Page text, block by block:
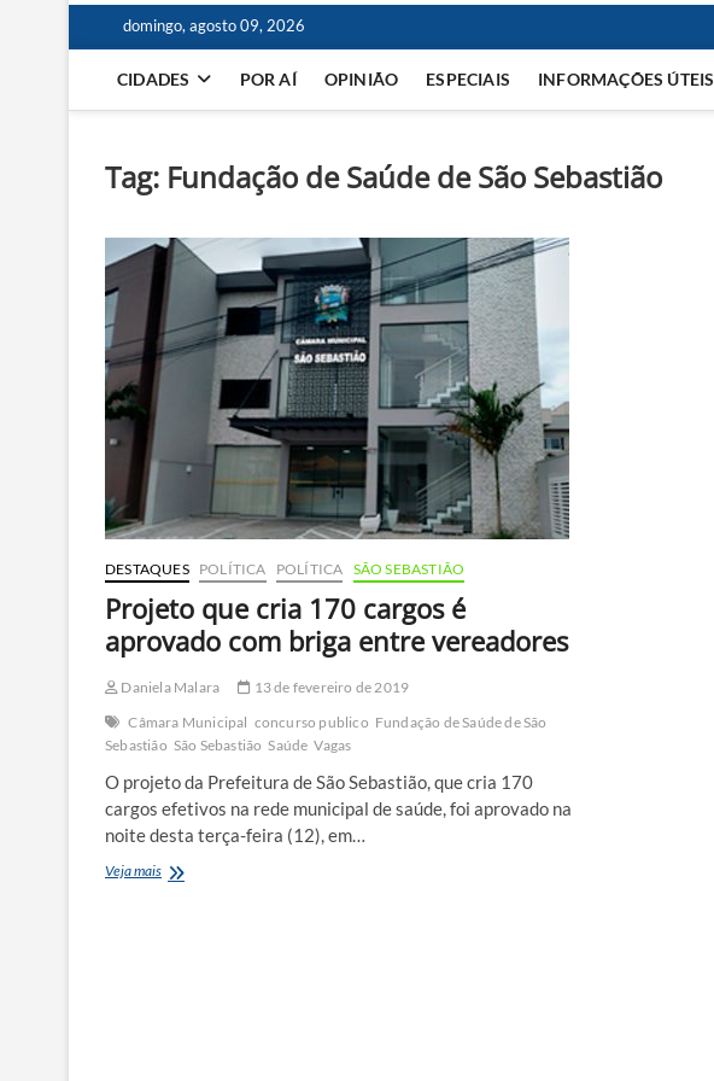
domingo, agosto 09, 2026
CIDADES POR AÍ OPINIÃO ESPECIAIS INFORMAÇÕES ÚTEIS
Tag: Fundação de Saúde de São Sebastião
DESTAQUES POLÍTICA POLÍTICA SÃO SEBASTIÃO
Projeto que cria 170 cargos é
aprovado com briga entre vereadores
Daniela Malara
13 de fevereiro de 2019
Câmara Municipal concurso publico Fundação de Saúde de São
Sebastião São Sebastião Saúde Vagas
O projeto da Prefeitura de São Sebastião, que cria 170
cargos efetivos na rede municipal de saúde, foi aprovado na
noite desta terça-feira (12), em…
Veja maisProjeto